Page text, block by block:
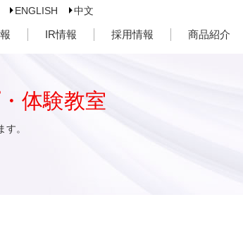
ENGLISH 中文
IR情報 採用情報 商品紹介
体験教室
。